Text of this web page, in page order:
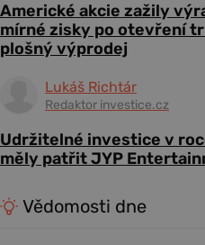
Americké akcie zažily
mírné zisky po otevření
plošný výprodej
Lukáš Richtár
Redaktor investice.cz
Udržitelné investice v
měly patřit JYP
Vědomosti dne